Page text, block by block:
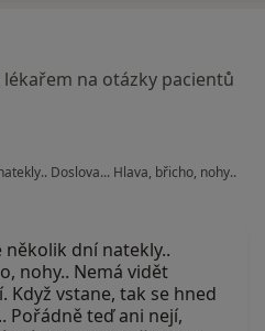
na otázky pacientů
Doslova... Hlava, břicho, nohy..
dní natekly..
nohy.. Nemá vidět
Když vstane, tak se hned
Pořádně teď ani nejí,